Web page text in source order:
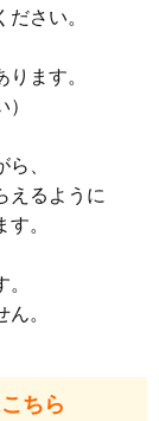
さい。
ます。
、
えるように
。
。
ちら